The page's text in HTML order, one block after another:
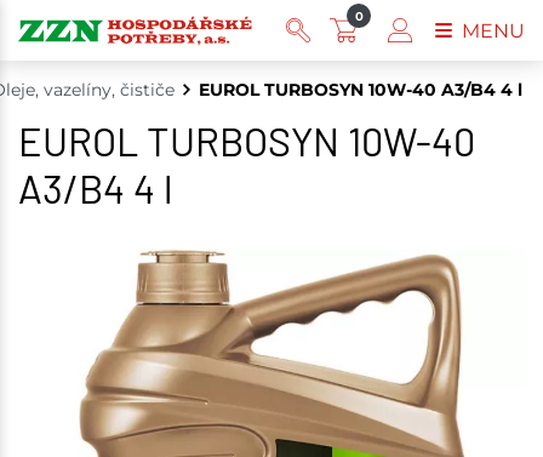
vazelíny, čističe EUROL TURBOSYN 10W-40 A3/B4 4 l
EUROL TURBOSYN 10W-40
A3/B4 4 l
0
MENU